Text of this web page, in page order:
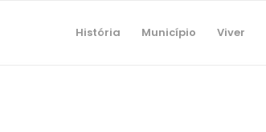
História Município Viver